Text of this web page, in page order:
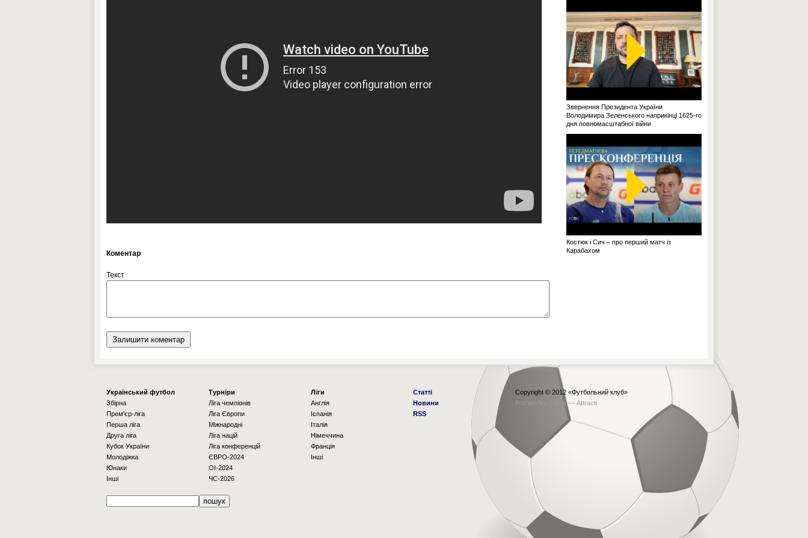
Коментар
Текст
Звернення Президента України
Володимира Зеленського наприкінці 1625-го
дня повномасштабної війни
Костюк і Сич – про перший матч із
Карабахом
Українcький футбол
Збірна
Прем'єр-ліга
Перша ліга
Друга ліга
Кубок України
Молодіжка
Юнаки
Інші
Турніри
Ліга чемпіонів
Ліга Європи
Міжнародні
Ліга націй
Ліга конференцій
ЄВРО-2024
OI-2024
ЧС-2026
Ліги
Англія
Іспанія
Італія
Німеччина
Франція
Інші
Статті
Новини
RSS
Copyright © 2012 «Футбольний клуб»
Рорзробка сайта — Attracti